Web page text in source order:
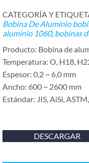
CATEGORÍA Y
Bobina De Aluminio
aluminio 1060, bobinas
Producto: Bobina de
Temperatura: O, H18,
Espesor: 0,2 ~ 6,0 mm
Ancho: 600 ~ 2600 mm
Estándar: JIS, AiSi,
DESCARGAR